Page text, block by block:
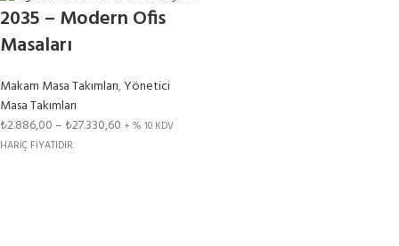
2035 – Modern Ofis
Masaları
Makam Masa Takımları,Yönetici
Masa Takımları
₺2.886,00– ₺27.330,60 + % 10 KDV
HARİÇ FİYATIDIR.